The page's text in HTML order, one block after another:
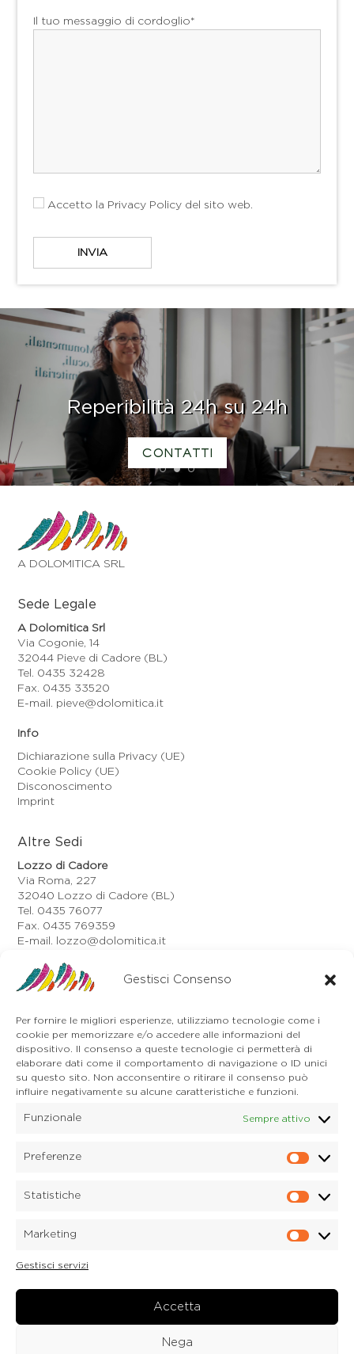
Gestisci Consenso
Per fornire le migliori esperienze, utilizziamo tecnologie come i
cookie per memorizzare e/o accedere alle informazioni del
dispositivo. Il consenso a queste tecnologie ci permetterà di
elaborare dati come il comportamento di navigazione o ID unici
su questo sito. Non acconsentire o ritirare il consenso può
influire negativamente su alcune caratteristiche e funzioni.
Funzionale Sempre attivo
Preferenze
Statistiche
Marketing
Gestisci servizi
Accetta
Nega
Il tuo messaggio di cordoglio*
Accetto la Privacy Policy del sito web.
1 2 3
Reperibilità 24h su 24h
CONTATTI
A DOLOMITICA SRL
Sede Legale
A Dolomitica Srl
Via Cogonie, 14
32044 Pieve di Cadore (BL)
Tel. 0435 32428
Fax. 0435 33520
E-mail. pieve@dolomitica.it
Info
Dichiarazione sulla Privacy (UE)
Cookie Policy (UE)
Disconoscimento
Imprint
Altre Sedi
Lozzo di Cadore
Via Roma, 227
32040 Lozzo di Cadore (BL)
Tel. 0435 76077
Fax. 0435 769359
E-mail. lozzo@dolomitica.it
Auronzo di Cadore
Via Unione, 21/B
32041 Auronzo di Cadore (BL)
E-mail. auronzo@dolomitica.it
Cortina d'Ampezzo
32043 Cortina d'Ampezzo (BL)
Tel. 0436 4127
E-mail. pieve@dolomitica.it
S. Stefano di Cadore
32045 S. Stefano di Cadore - Comelico (BL)
32040 Candide di Comelico Superiore (BL)
E-mail. candide@dolomitica.it
Laboratorio Marmi